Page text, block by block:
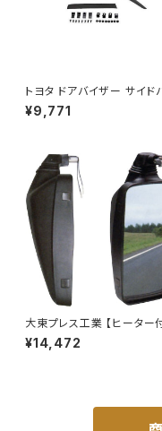
トヨタ ドアバイザー サイド
ザー タンク 900系 ルーミ
00系 M900A M910A サイ
¥9,771
大東プレス工業 【ヒーター
イウェイミラー ヒーター付
0R DI-5101CXY
¥14,472